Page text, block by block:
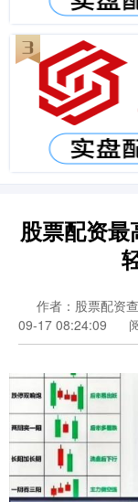
股票配资
作者：股票配资
09-17 08:24:09